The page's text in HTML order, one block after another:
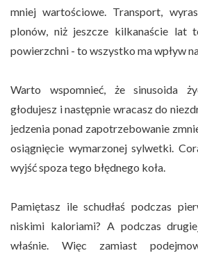
mniej wartościowe. Transport,
plonów, niż jeszcze kilkanaście lat
powierzchni - to wszystko ma wpływ
Warto wspomnieć, że sinusoida
głodujesz i następnie wracasz do
jedzenia ponad zapotrzebowanie
osiągnięcie wymarzonej sylwetki.
wyjść spoza tego błędnego koła.
Pamiętasz ile schudłaś podczas
niskimi kaloriami? A podczas
właśnie. Więc zamiast